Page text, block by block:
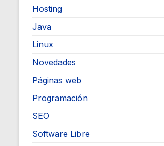
Hosting
Java
Linux
Novedades
Páginas web
Programación
SEO
Software Libre